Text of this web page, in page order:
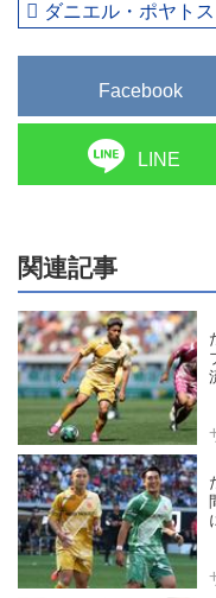
ダニエル・ポヤトス
Facebook
LINE
関連記事